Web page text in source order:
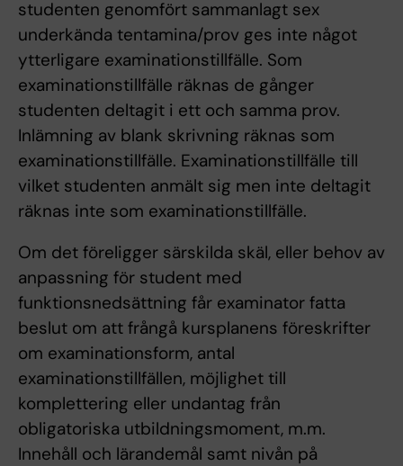
studenten genomfört sammanlagt sex
underkända tentamina/prov ges inte något
ytterligare examinationstillfälle. Som
examinationstillfälle räknas de gånger
studenten deltagit i ett och samma prov.
Inlämning av blank skrivning räknas som
examinationstillfälle. Examinationstillfälle till
vilket studenten anmält sig men inte deltagit
räknas inte som examinationstillfälle.
Om det föreligger särskilda skäl, eller behov av
anpassning för student med
funktionsnedsättning får examinator fatta
beslut om att frångå kursplanens föreskrifter
om examinationsform, antal
examinationstillfällen, möjlighet till
komplettering eller undantag från
obligatoriska utbildningsmoment, m.m.
Innehåll och lärandemål samt nivån på